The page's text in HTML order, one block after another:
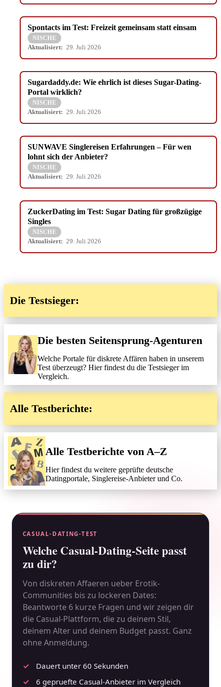
Spontacts im Test: Freizeit gemeinsam statt einsam
NISCHE
Aktualisiert: 29. Juli 2026
Sugardaddy.de: Wie ehrlich ist dieses Sugar-Dating-
Portal wirklich?
NISCHE
Aktualisiert: 29. Juli 2026
SUNWAVE Singlereisen Erfahrungen – Für wen
lohnt sich der Anbieter?
NISCHE
Aktualisiert: 29. Juli 2026
ZuckerDating im Test: Sugar Dating für großzügige
Singles
NISCHE
Aktualisiert: 29. Juli 2026
Die Testsieger:
Die besten Seitensprung-Agenturen
Welche Portale für diskrete Affären haben in unserem
Test überzeugt? Hier findest du die Testsieger im
Vergleich.
Alle Testberichte:
Alle Testberichte von A–Z
Hier findest du weitere geprüfte deutsche
Datingportale, Singlereise-Anbieter und Co.
CASUAL-DATING-TEST
Welche Casual-Dating-Seite passt
zu dir?
Von diskreten Affaeren ueber Erotik-
Communities bis zu lockeren Dates:
Beantworte 6 kurze Fragen und wir zeigen dir
die Casual-Plattform, die zu deinem Stil,
deinem Alter und deinem Budget passt. Ganz
ohne Anmeldung.
Dauert unter 60 Sekunden
6 gepruefte Casual-Anbieter im Vergleich